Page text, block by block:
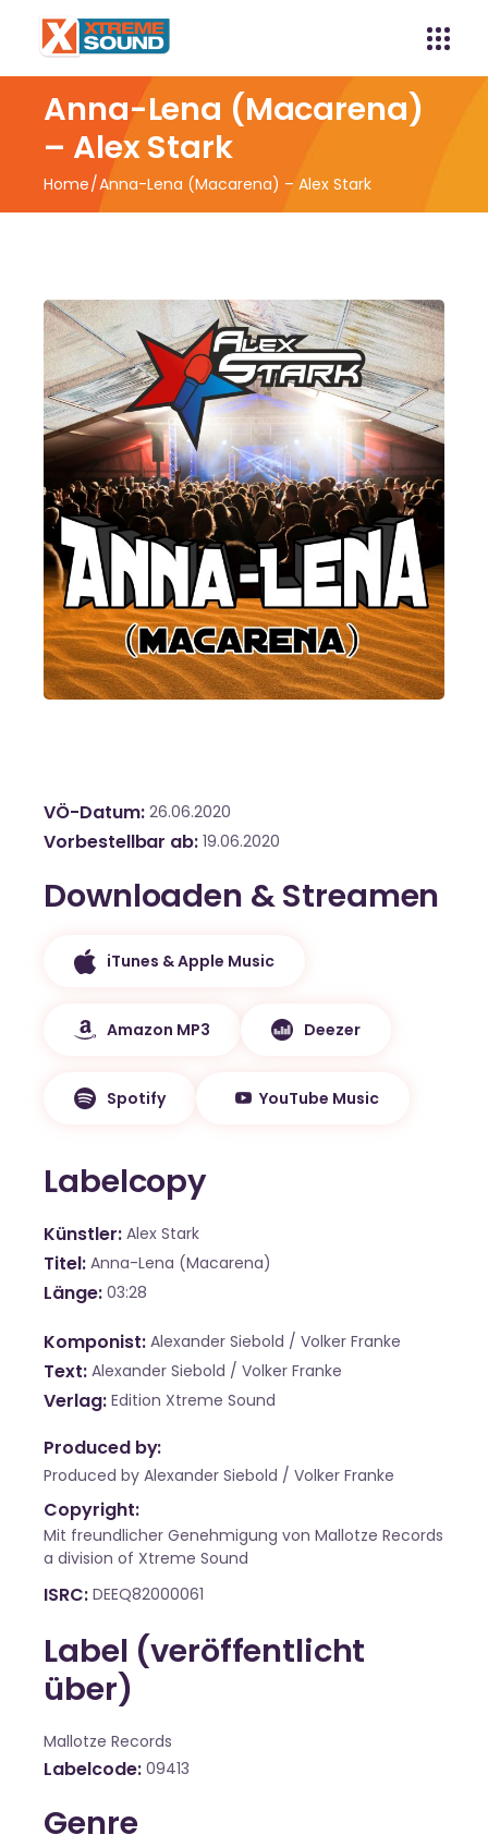
Anna-Lena (Macarena)
– Alex Stark
Home Anna-Lena (Macarena) – Alex Stark
VÖ-Datum 26.06.2020
Vorbestellbar ab 19.06.2020
Downloaden & Streamen
iTunes & Apple Music
Amazon MP3 Deezer
Spotify YouTube Music
Labelcopy
Künstler Alex Stark
Titel Anna-Lena (Macarena)
Länge 03:28
Komponist Alexander Siebold / Volker Franke
Text Alexander Siebold / Volker Franke
Verlag Edition Xtreme Sound
Produced by:
Produced by Alexander Siebold / Volker Franke
Copyright:
Mit freundlicher Genehmigung von Mallotze Records
a division of Xtreme Sound
ISRC DEEQ82000061
Label (veröffentlicht
über)
Mallotze Records
Labelcode 09413
Genre